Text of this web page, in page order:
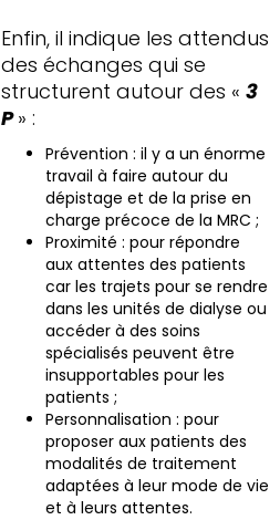
Enfin, il indique les attendus
des échanges qui se
structurent autour des « 3
P» :
Prévention : il y a un énorme
travail à faire autour du
dépistage et de la prise en
charge précoce de la MRC ;
Proximité : pour répondre
aux attentes des patients
car les trajets pour se rendre
dans les unités de dialyse ou
accéder à des soins
spécialisés peuvent être
insupportables pour les
patients ;
Personnalisation : pour
proposer aux patients des
modalités de traitement
adaptées à leur mode de vie
et à leurs attentes.